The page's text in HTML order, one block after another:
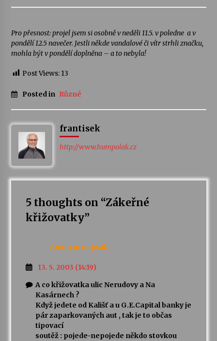
Pro přesnost: projel jsem si osobně v neděli 11.5. v poledne a v
pondělí 12.5 navečer. Jestli někde vandalové či vítr strhli značku,
mohla být v pondělí doplněna – a to nebyla!
Post Views: 13
Posted in Různé
frantisek
http://www.humpolak.cz
5 thoughts on “Zákeřné
křižovatky”
Anonym napsal:
13. 5. 2003 (14:19)
A co křižovatka ulic Nerudovy a Na
Kasárnech ?
Když jedete od Kališť a u G.E.Capital banky je
pár zaparkovaných aut , tak je to občas
tipovací
soutěž : pojede-nepojede někdo stovkou